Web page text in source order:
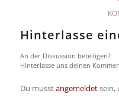
Hinterlasse
An der Diskussion beteiligen?
Hinterlasse uns deinen
Du musstangemeldetsein,